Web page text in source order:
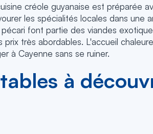
créole guyanaise est préparée
les spécialités locales dans une
font partie des viandes
très abordables. L'accueil
à Cayenne sans se ruiner.
à